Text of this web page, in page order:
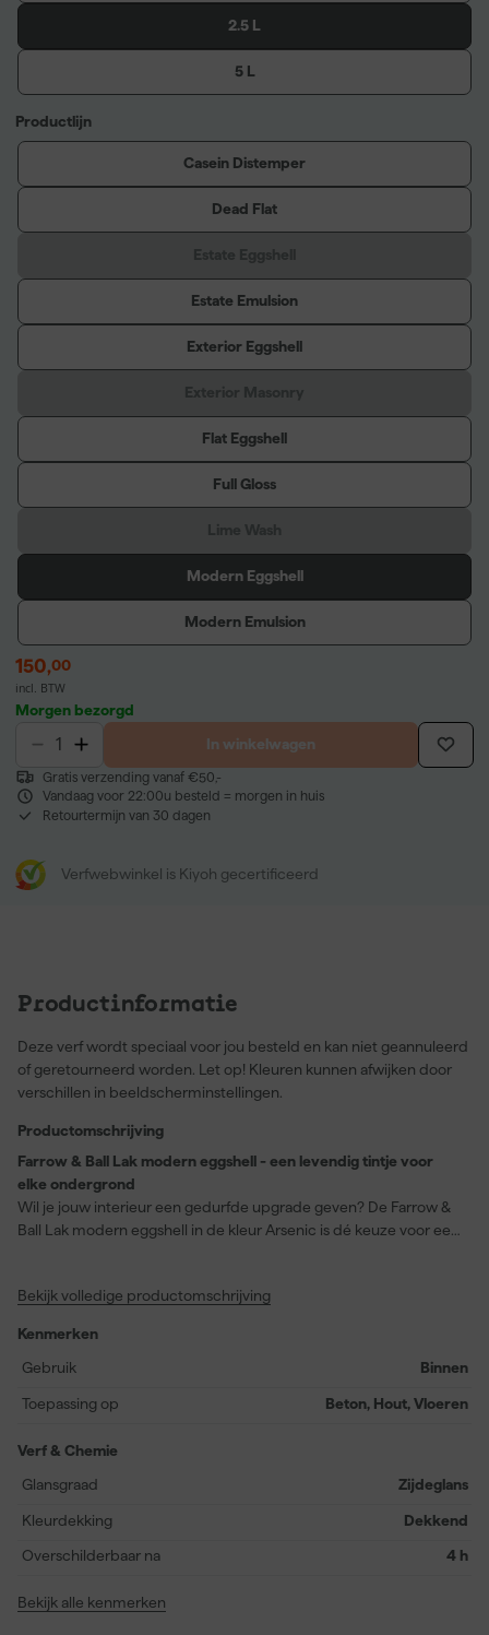
2.5 L
5 L
Productlijn
Casein Distemper
Dead Flat
Estate Emulsion
Exterior Eggshell
Flat Eggshell
Full Gloss
Modern Eggshell
Modern Emulsion
150,00
incl. BTW
Morgen bezorgd
In winkelwagen
Gratis verzending vanaf €50,-
Vandaag voor 22:00u besteld = morgen in huis
Retourtermijn van 30 dagen
Verfwebwinkel is Kiyoh gecertificeerd
Productinformatie
Deze verf wordt speciaal voor jou besteld en kan niet geannuleerd
of geretourneerd worden. Let op! Kleuren kunnen afwijken door
verschillen in beeldscherminstellingen.
Productomschrijving
Farrow & Ball Lak modern eggshell - een levendig tintje voor
elke ondergrond
Wil je jouw interieur een gedurfde upgrade geven? De Farrow &
Ball Lak modern eggshell in de kleur Arsenic is dé keuze voor een
samengestelde formule zorgt voor een dekkend resultaat met
die jouw meubelstukken, voordeur of muren meteen tot leven
brengt. Binnen twee uur stofdroog en na vier uur
rendement van 12 vierkante meter per liter, is het ook nog eens
topkwaliteit.
Bekijk volledige productomschrijving
Kenmerken
Gebruik
Binnen
Toepassing op Beton, Hout, Vloeren
Verf & Chemie
Glansgraad
Zijdeglans
Kleurdekking Dekkend
Overschilderbaar na 4 h
Bekijk alle kenmerken